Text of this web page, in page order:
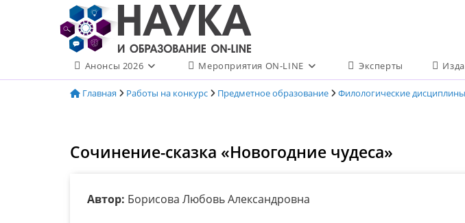
содержимому
Анонсы 2026 Мероприятия ON-LINE Эксперты
Главная Работы на конкурс Предметное образование Филологические дисциплины
Сочинение-сказка «Новогодние чудеса»
Автор: Борисова Любовь Александровна